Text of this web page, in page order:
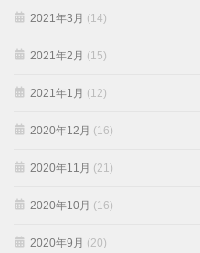
2021年3月 (14)
2021年2月 (15)
2021年1月 (12)
2020年12月 (16)
2020年11月 (21)
2020年10月 (16)
2020年9月 (20)